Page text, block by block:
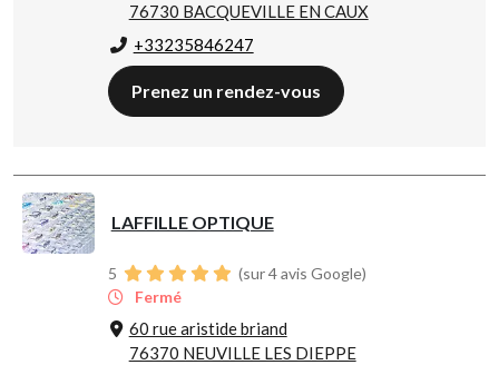
76730 BACQUEVILLE EN CAUX
+33235846247
Prenez un rendez-vous
LAFFILLE OPTIQUE
5
(sur 4 avis Google)
Fermé
60 rue aristide briand
76370 NEUVILLE LES DIEPPE